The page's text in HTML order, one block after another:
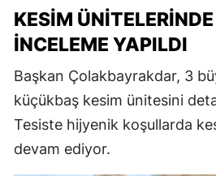
KESIM
İNCELEME YAPILDI
Başkan Çolakbayrakdar, 3
küçükbaş kesim ünitesini
Tesiste hijyenik koşullarda
devam ediyor.